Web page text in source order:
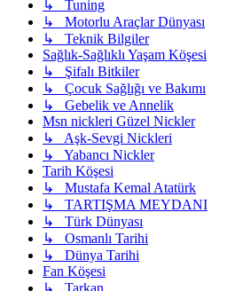
↳ Tuning
↳ Motorlu Araçlar Dünyası
↳ Teknik Bilgiler
Sağlık-Sağlıklı Yaşam Köşesi
↳ Şifalı Bitkiler
↳ Çocuk Sağlığı ve Bakımı
↳ Gebelik ve Annelik
Msn nickleri Güzel Nickler
↳ Aşk-Sevgi Nickleri
↳ Yabancı Nickler
Tarih Köşesi
↳ Mustafa Kemal Atatürk
↳ TARTIŞMA MEYDANI
↳ Türk Dünyası
↳ Osmanlı Tarihi
↳ Dünya Tarihi
Fan Köşesi